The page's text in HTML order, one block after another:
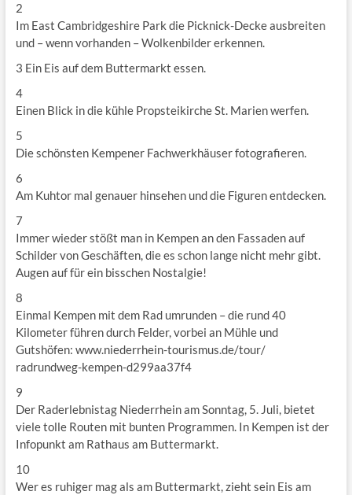
2
Im East Cambridgeshire Park die Picknick-Decke ausbreiten
und – wenn vorhanden – Wolkenbilder erkennen.
3 Ein Eis auf dem Buttermarkt essen.
4
Einen Blick in die kühle Propsteikirche St. Marien werfen.
5
Die schönsten Kempener Fachwerkhäuser fotografieren.
6
Am Kuhtor mal genauer hinsehen und die Figuren entdecken.
7
Immer wieder stößt man in Kempen an den Fassaden auf
Schilder von Geschäften, die es schon lange nicht mehr gibt.
Augen auf für ein bisschen Nostalgie!
8
Einmal Kempen mit dem Rad umrunden – die rund 40
Kilometer führen durch Felder, vorbei an Mühle und
Gutshöfen: www.niederrhein-tourismus.de/tour/
radrundweg-kempen-d299aa37f4
9
Der Raderlebnistag Niederrhein am Sonntag, 5. Juli, bietet
viele tolle Routen mit bunten Programmen. In Kempen ist der
Infopunkt am Rathaus am Buttermarkt.
10
Wer es ruhiger mag als am Buttermarkt, zieht sein Eis am